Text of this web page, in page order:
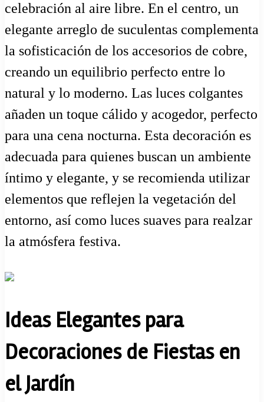
celebración al aire libre. En el centro, un
elegante arreglo de suculentas complementa
la sofisticación de los accesorios de cobre,
creando un equilibrio perfecto entre lo
natural y lo moderno. Las luces colgantes
añaden un toque cálido y acogedor, perfecto
para una cena nocturna. Esta decoración es
adecuada para quienes buscan un ambiente
íntimo y elegante, y se recomienda utilizar
elementos que reflejen la vegetación del
entorno, así como luces suaves para realzar
la atmósfera festiva.
Ideas Elegantes para
Decoraciones de Fiestas en
el Jardín